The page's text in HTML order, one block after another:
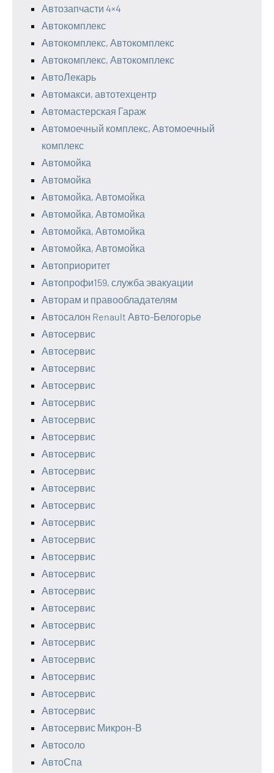
Автозапчасти 4×4
Автокомплекс
Автокомплекс, Автокомплекс
Автокомплекс, Автокомплекс
АвтоЛекарь
Автомакси, автотехцентр
Автомастерская Гараж
Автомоечный комплекс, Автомоечный
комплекс
Автомойка
Автомойка
Автомойка, Автомойка
Автомойка, Автомойка
Автомойка, Автомойка
Автомойка, Автомойка
Автоприоритет
Автопрофи159, служба эвакуации
Авторам и правообладателям
Автосалон Renault Авто-Белогорье
Автосервис
Автосервис
Автосервис
Автосервис
Автосервис
Автосервис
Автосервис
Автосервис
Автосервис
Автосервис
Автосервис
Автосервис
Автосервис
Автосервис
Автосервис
Автосервис
Автосервис
Автосервис
Автосервис
Автосервис
Автосервис
Автосервис
Автосервис
Автосервис Микрон-В
Автосоло
АвтоСпа